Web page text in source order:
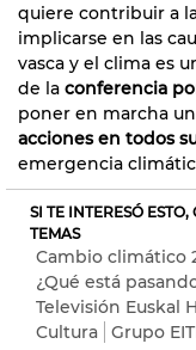
quiere contribuir a
implicarse en las
vasca y el clima es
de la conferencia
poner en marcha
acciones en todos
emergencia
SI TE INTERESÓ
TEMAS
Cambio climático
¿Qué está
Televisión Euskal
Cultura
Grupo